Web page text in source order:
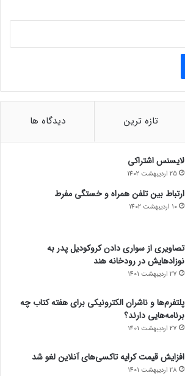
تازه ترین دیدگاه ها
لایسنس اشتراکی
25 اردیبهشت 1402
ارتباط بین تلفن همراه و خستگی مفرط
10 اردیبهشت 1402
تصاویری از سواری دادن کروکودیل پدر به
نوزادهایش در رودخانه هند
27 اردیبهشت 1401
پلتفرم‌ها و ناشران الکترونیکی برای هفته کتاب چه
برنامه‌هایی دارند؟
27 اردیبهشت 1401
افزایش قیمت کرایه تاکسی‌های آنلاین لغو شد
28 اردیبهشت 1401